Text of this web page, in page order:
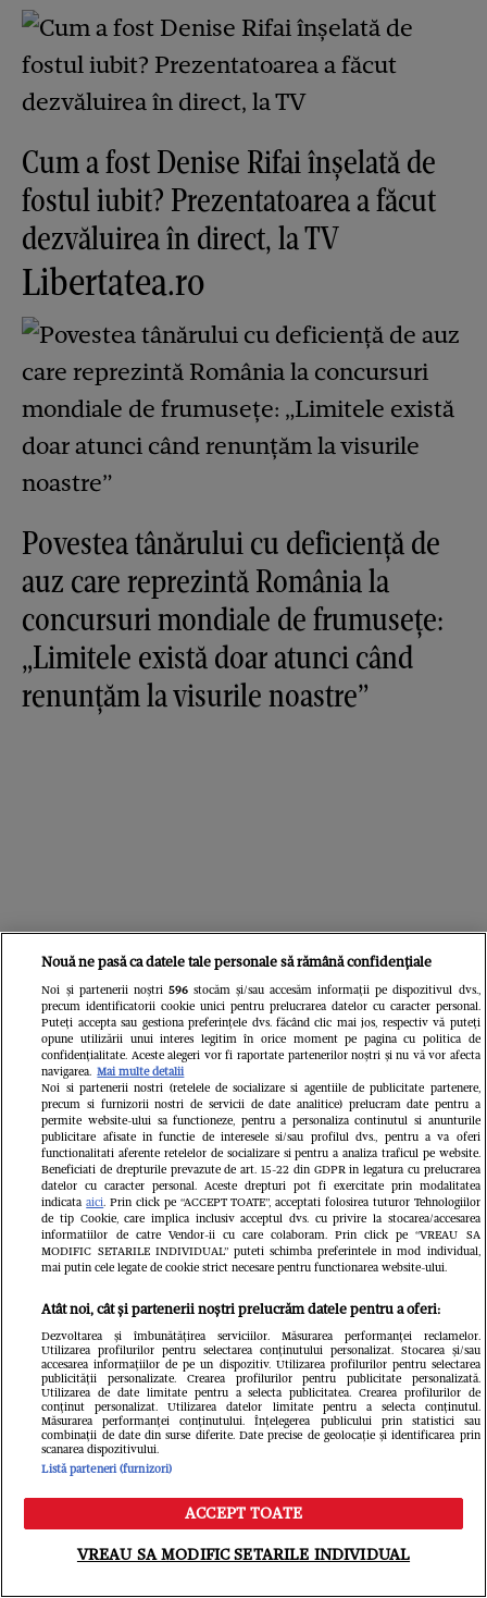
Cum a fost Denise Rifai înșelată de
fostul iubit? Prezentatoarea a făcut
dezvăluirea în direct, la TV
Libertatea.ro
Povestea tânărului cu deficiență de
auz care reprezintă România la
concursuri mondiale de frumusețe:
„Limitele există doar atunci când
renunțăm la visurile noastre”
Din aceeași categorie
VEDETE SI EVENIMENTE
Cine este Roxana Vașniuc. A lucrat la
Etno TV, de unde a fost concediată,
și este divorțată de tatăl fiicei sale
VEDETE
Cornel
Insula
devenit
Meniu Caută
Nouă ne pasă ca datele tale personale să rămână confidențiale
Noi și partenerii noștri 596stocăm și/sau accesăm informații pe dispozitivul dvs.,
precum identificatorii cookie unici pentru prelucrarea datelor cu caracter personal.
Puteți accepta sau gestiona preferințele dvs. făcând clic mai jos, respectiv vă puteți
opune utilizării unui interes legitim în orice moment pe pagina cu politica de
confidențialitate. Aceste alegeri vor fi raportate partenerilor noștri și nu vă vor afecta
navigarea. Mai multe detalii
Noi si partenerii nostri (retelele de socializare si agentiile de publicitate partenere,
precum si furnizorii nostri de servicii de date analitice) prelucram date pentru a
permite website-ului sa functioneze, pentru a personaliza continutul si anunturile
publicitare afisate in functie de interesele si/sau profilul dvs., pentru a va oferi
functionalitati aferente retelelor de socializare si pentru a analiza traficul pe website.
Beneficiati de drepturile prevazute de art. 15-22 din GDPR in legatura cu prelucrarea
datelor cu caracter personal. Aceste drepturi pot fi exercitate prin modalitatea
indicataaici. Prin click pe “ACCEPT TOATE”, acceptati folosirea tuturor Tehnologiilor
de tip Cookie, care implica inclusiv acceptul dvs. cu privire la stocarea/accesarea
informatiilor de catre Vendor-ii cu care colaboram. Prin click pe “VREAU SA
MODIFIC SETARILE INDIVIDUAL” puteti schimba preferintele in mod individual,
mai putin cele legate de cookie strict necesare pentru functionarea website-ului.
Atât noi, cât și partenerii noștri prelucrăm datele pentru a oferi:
Dezvoltarea și îmbunătățirea serviciilor. Măsurarea performanței reclamelor.
Utilizarea profilurilor pentru selectarea conținutului personalizat. Stocarea și/sau
accesarea informațiilor de pe un dispozitiv. Utilizarea profilurilor pentru selectarea
publicității personalizate. Crearea profilurilor pentru publicitate personalizată.
Utilizarea de date limitate pentru a selecta publicitatea. Crearea profilurilor de
conținut personalizat. Utilizarea datelor limitate pentru a selecta conținutul.
Măsurarea performanței conținutului. Înțelegerea publicului prin statistici sau
combinații de date din surse diferite. Date precise de geolocație și identificarea prin
scanarea dispozitivului.
Listă parteneri (furnizori)
ACCEPT TOATE
VREAU SA MODIFIC SETARILE INDIVIDUAL